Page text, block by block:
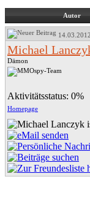
Autor
Michael
Dämon
Aktivitätsstatus: 0%
Homepage